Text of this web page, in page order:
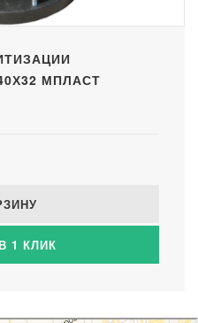
МПЛАСТ
1 КЛИК